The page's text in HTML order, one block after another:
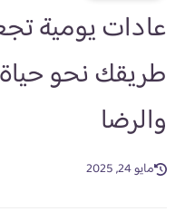
عادات يومية
طريقك نحو حياة
والرضا
مايو 24, 2025